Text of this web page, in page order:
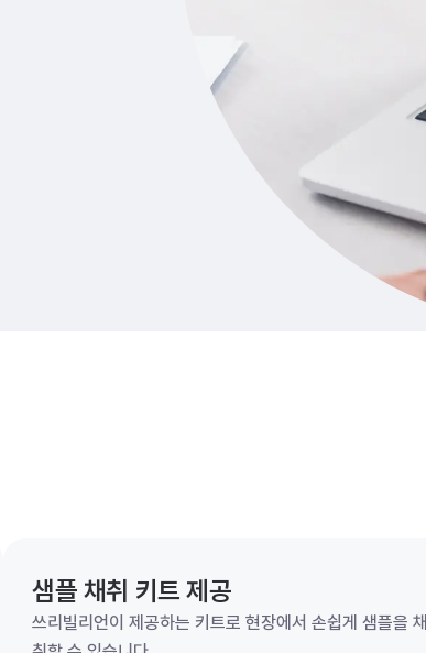
샘플 채취 키트 제공
쓰리빌리언이 제공하는 키트로 현장에서 손쉽게 샘플을 채